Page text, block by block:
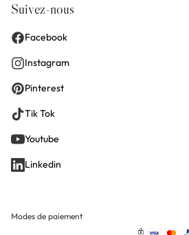
Suivez-nous
Facebook
Instagram
Pinterest
Tik Tok
Youtube
Linkedin
Modes de paiement